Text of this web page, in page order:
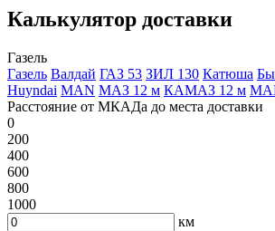
Калькулятор доставки
Газель
Газель Валдай ГАЗ 53 ЗИЛ 130 Катюша
Huyndai MAN МАЗ 12 м КАМАЗ 12 м
Расстояние от МКАДа до места доставки
0
200
400
600
800
1000
км